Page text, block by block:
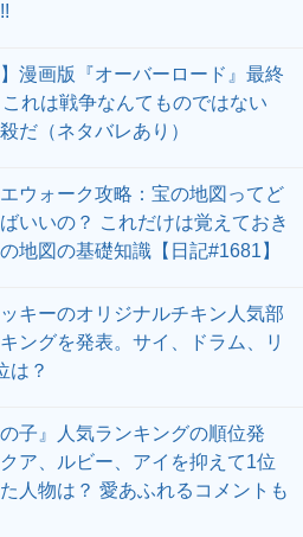
】漫画版『オーバーロード』最終
れは戦争なんてものではない
（ネタバレあり）
エウォーク攻略：宝の地図ってど
いいの？ これだけは覚えておき
地図の基礎知識【日記#1681】
キーのオリジナルチキン人気部
ングを発表。サイ、ドラム、リ
は？
の子』人気ランキングの順位発
ア、ルビー、アイを抑えて1位
人物は？ 愛あふれるコメントも